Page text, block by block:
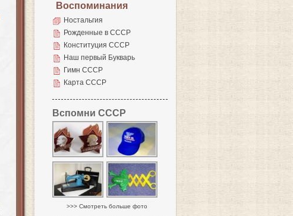
Воспоминания
Ностальгия
Рожденные в СССР
Конституция СССР
Наш первый Букварь
Гимн СССР
Карта СССР
Вспомни СССР
>>> Смотреть больше фото